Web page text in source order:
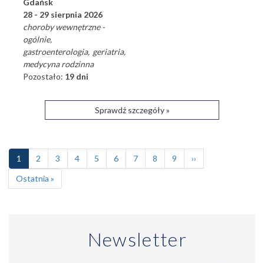
28 - 29 sierpnia 2026
choroby wewnętrzne -
ogólnie
gastroenterologia geriatria
medycyna rodzinna
Pozostało: 19 dni
Sprawdź szczegóły »
Stronicowanie
Bieżąca
strona
1 Page
2 Page
3 Page
4 Page
5 Page
6 Page
7 Page
8 Page
9
Następna
strona
››
Ostatnia
strona
Ostatnia »
Newsletter